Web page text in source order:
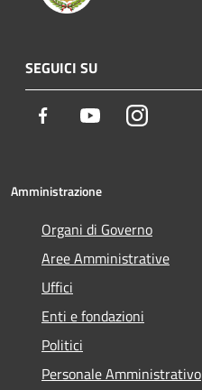
SEGUICI SU
Facebook YoutubeInstagram
Amministrazione
Organi di Governo
Aree Amministrative
Uffici
Enti e fondazioni
Politici
Personale Amministrativo